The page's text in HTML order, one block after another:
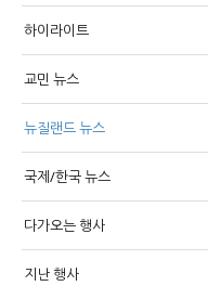
하이라이트
교민 뉴스
뉴질랜드 뉴스
국제/한국 뉴스
다가오는 행사
지난 행사